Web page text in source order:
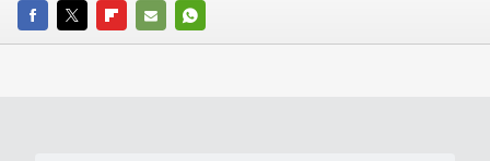
FACEBOOK
TWITTERFLIPBOARD
E-
WHATSAPP